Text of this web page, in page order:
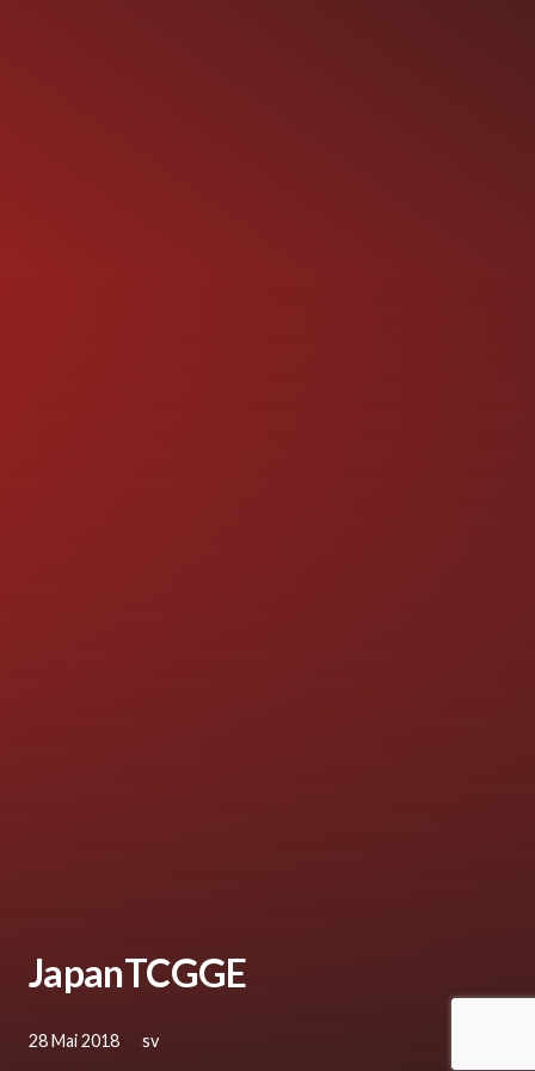
JapanTCGGE
28 Mai 2018 sv